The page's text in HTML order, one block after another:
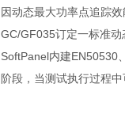
因动态最大功率点追踪
GC/GF035订定一标准
SoftPanel内建EN50530
阶段，当测试执行过程